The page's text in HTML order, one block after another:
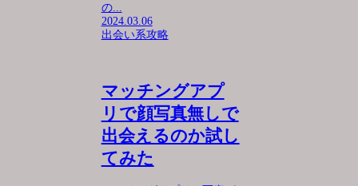
の...
2024.03.06
出会い系攻略
マッチングアプ
リで顔写真無しで
出会えるのか試し
てみた